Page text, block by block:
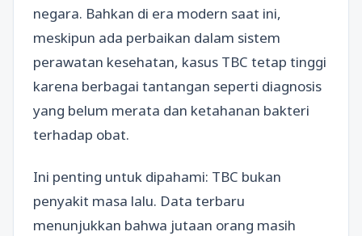
negara. Bahkan di era modern saat ini,
meskipun ada perbaikan dalam sistem
perawatan kesehatan, kasus TBC tetap tinggi
karena berbagai tantangan seperti diagnosis
yang belum merata dan ketahanan bakteri
terhadap obat.
Ini penting untuk dipahami: TBC bukan
penyakit masa lalu. Data terbaru
menunjukkan bahwa jutaan orang masih